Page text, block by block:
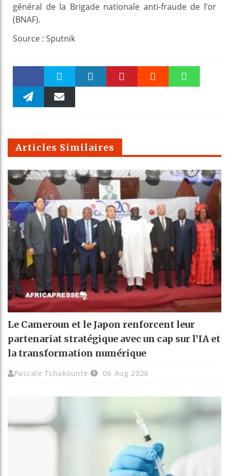
général de la Brigade nationale anti-fraude de l’or
(BNAF).
Source : Sputnik
Faceboo Twitter
m
Articles Similaires
Le Cameroun et le Japon renforcent leur
partenariat stratégique avec un cap sur l’IA et
la transformation numérique
Pascale Tchakounte 06 Aug 2026